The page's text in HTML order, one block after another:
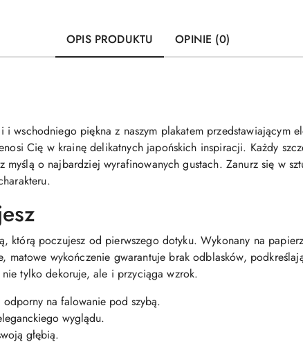
OPIS PRODUKTU OPINIE (0)
wschodniego piękna z naszym plakatem przedstawiającym
Cię w krainę delikatnych japońskich inspiracji. Każdy
myślą o najbardziej wyrafinowanych gustach. Zanurz się w
którą poczujesz od pierwszego dotyku. Wykonany na
matowe wykończenie gwarantuje brak odblasków,
tylko dekoruje, ale i przyciąga wzrok.
odporny na falowanie pod szybą.
wyglądu.
głębią.